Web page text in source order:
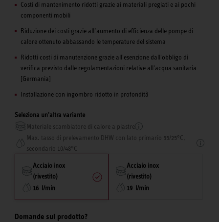
Costi di mantenimento ridotti grazie ai materiali pregiati e ai pochi
componenti mobili
Riduzione dei costi grazie all’aumento di efficienza delle pompe di
calore ottenuto abbassando le temperature del sistema
Ridotti costi di manutenzione grazie all'esenzione dall'obbligo di
verifica previsto dalle regolamentazioni relative all'acqua sanitaria
[Germania]
Installazione con ingombro ridotto in profondità
Seleziona un'altra variante
Materiale scambiatore di calore a piastre
Max. tasso di prelevamento DHW con lato primario 55/25°C,
secondario 10/48°C
Acciaio inox
(rivestito)
16 l/min
Acciaio inox
(rivestito)
19 l/min
Domande sul prodotto?